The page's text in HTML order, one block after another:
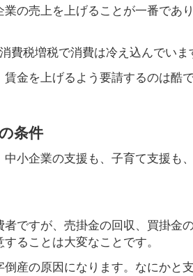
の売上を上げることが一番であ
費税増税で消費は冷え込んでいま
金を上げるよう要請するのは酷
条件
小企業の支援も、子育て支援も
ですが、売掛金の回収、買掛金
ることは大変なことです。
産の原因になります。なにかと